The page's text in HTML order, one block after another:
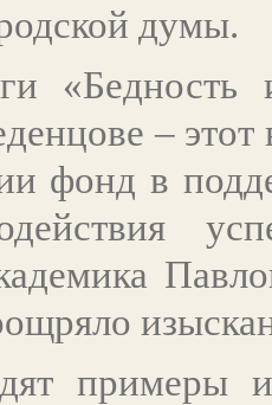
думы.
«Бедность
– этот
фонд в
примеры